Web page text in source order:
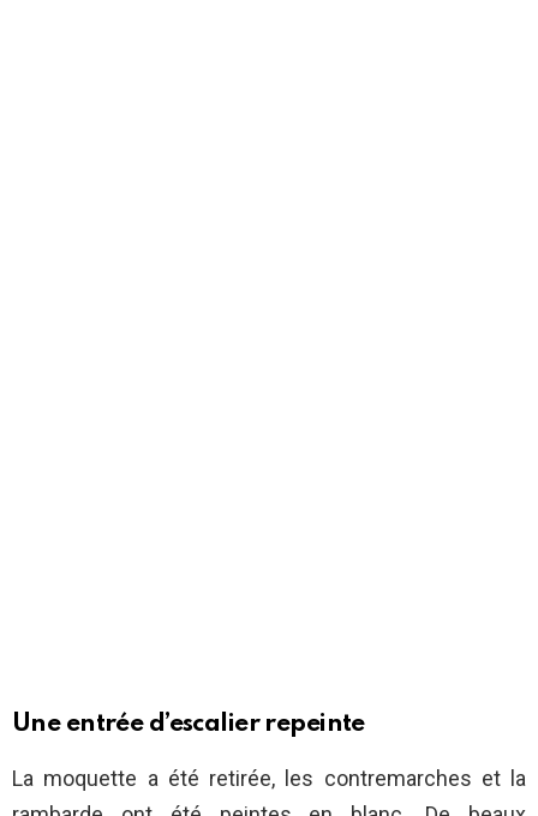
Une entrée d’escalier repeinte
La moquette a été retirée, les contremarches et la